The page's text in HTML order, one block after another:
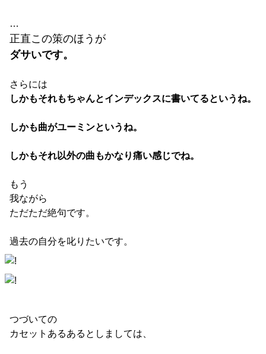
…
正直この策のほうが
ダサいです。
さらには
しかもそれもちゃんとインデックスに書いてるというね。
しかも曲がユーミンというね。
しかもそれ以外の曲もかなり痛い感じでね。
もう
我ながら
ただただ絶句です。
過去の自分を叱りたいです。
つづいての
カセットあるあるとしましては、